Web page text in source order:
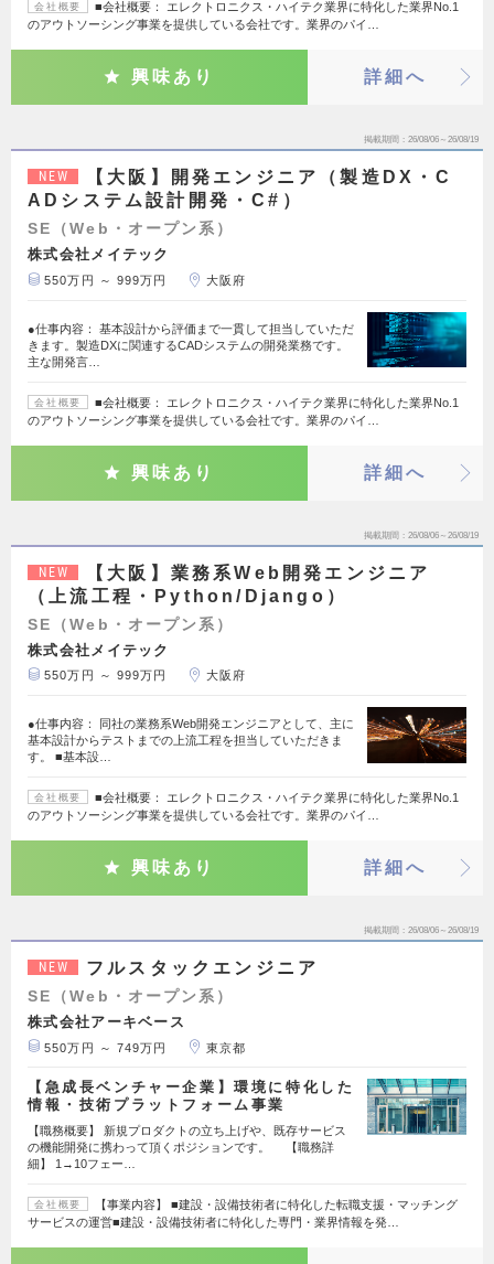
会社概要
■会社概要： エレクトロニクス・ハイテク業界に特化した業界No.1
のアウトソーシング事業を提供している会社です。業界のパイ…
興味あり 詳細へ
掲載期間 26/08/06～26/08/19
NEW
【大阪】開発エンジニア（製造DX・C
ADシステム設計開発・C#）
SE（Web・オープン系）
株式会社メイテック
550万円 ～ 999万円 大阪府
●仕事内容： 基本設計から評価まで一貫して担当していただ
きます。製造DXに関連するCADシステムの開発業務です。
主な開発言…
会社概要
■会社概要： エレクトロニクス・ハイテク業界に特化した業界No.1
のアウトソーシング事業を提供している会社です。業界のパイ…
興味あり 詳細へ
掲載期間 26/08/06～26/08/19
NEW
【大阪】業務系Web開発エンジニア
（上流工程・Python/Django）
SE（Web・オープン系）
株式会社メイテック
550万円 ～ 999万円 大阪府
●仕事内容： 同社の業務系Web開発エンジニアとして、主に
基本設計からテストまでの上流工程を担当していただきま
す。 ■基本設…
会社概要
■会社概要： エレクトロニクス・ハイテク業界に特化した業界No.1
のアウトソーシング事業を提供している会社です。業界のパイ…
興味あり 詳細へ
掲載期間 26/08/06～26/08/19
NEW フルスタックエンジニア
SE（Web・オープン系）
株式会社アーキベース
550万円 ～ 749万円 東京都
【急成長ベンチャー企業】環境に特化した
情報・技術プラットフォーム事業
【職務概要】 新規プロダクトの立ち上げや、既存サービス
の機能開発に携わって頂くポジションです。 【職務詳
細】 1→10フェー…
会社概要
【事業内容】 ■建設・設備技術者に特化した転職支援・マッチング
サービスの運営■建設・設備技術者に特化した専門・業界情報を発…